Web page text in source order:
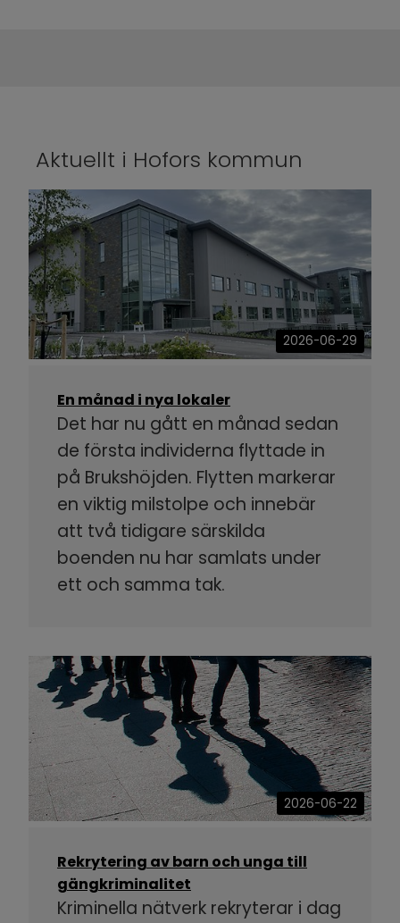
Aktuellt i Hofors kommun
2026-06-29
En månad i nya lokaler
Det har nu gått en månad sedan
de första individerna flyttade in
på Brukshöjden. Flytten markerar
en viktig milstolpe och innebär
att två tidigare särskilda
boenden nu har samlats under
ett och samma tak.
2026-06-22
Rekrytering av barn och unga till
gängkriminalitet
Kriminella nätverk rekryterar i dag